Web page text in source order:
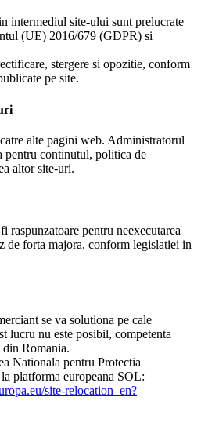
intermediul site-ului sunt prelucrate
(UE) 2016/679 (GDPR) si
stergere si opozitie, conform
pe site.
alte pagini web. Administratorul
pentru continutul, politica de
altor site-uri.
raspunzatoare pentru neexecutarea
de forta majora, conform legislatiei in
se va solutiona pe cale
lucru nu este posibil, competenta
din Romania.
Nationala pentru Protectia
platforma europeana SOL:
site-relocation_en?